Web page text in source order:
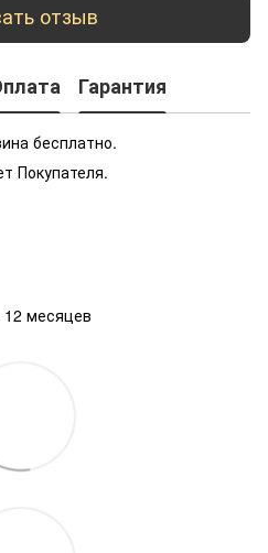
отзыв
Гарантия
бесплатно.
Покупателя.
12 месяцев